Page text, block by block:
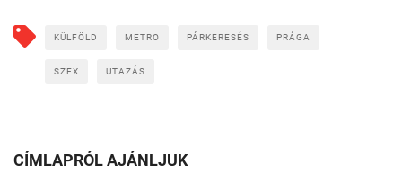
KÜLFÖLD METRO PÁRKERESÉS PRÁGA
SZEX UTAZÁS
CÍMLAPRÓL AJÁNLJUK